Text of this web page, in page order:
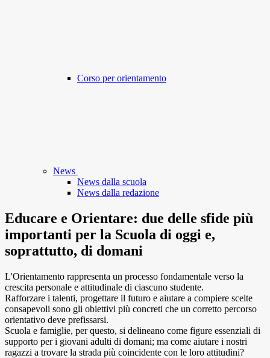
Corso per orientamento
News
News dalla scuola
News dalla redazione
Educare e Orientare: due delle sfide più
importanti per la Scuola di oggi e,
soprattutto, di domani
L'Orientamento rappresenta un processo fondamentale verso la
crescita personale e attitudinale di ciascuno studente.
Rafforzare i talenti, progettare il futuro e aiutare a compiere scelte
consapevoli sono gli obiettivi più concreti che un corretto percorso
orientativo deve prefissarsi.
Scuola e famiglie, per questo, si delineano come figure essenziali di
supporto per i giovani adulti di domani; ma come aiutare i nostri
ragazzi a trovare la strada più coincidente con le loro attitudini?